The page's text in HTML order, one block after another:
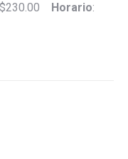
Horario: